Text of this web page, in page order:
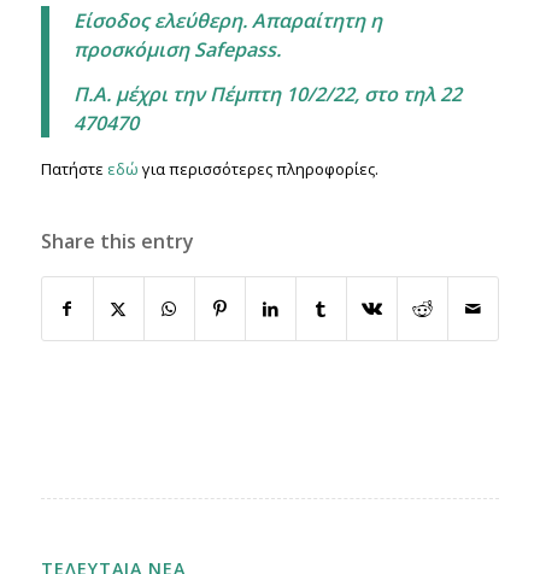
Είσοδος ελεύθερη.Απαραίτητη η
προσκόμισηSafepass.
Π.Α. μέχρι την Πέμπτη 10/2/22, στο τηλ 22
470470
Πατήστε εδώγια περισσότερες πληροφορίες.
Share this entry
ΤΕΛΕΥΤΑΙΑ ΝΕΑ